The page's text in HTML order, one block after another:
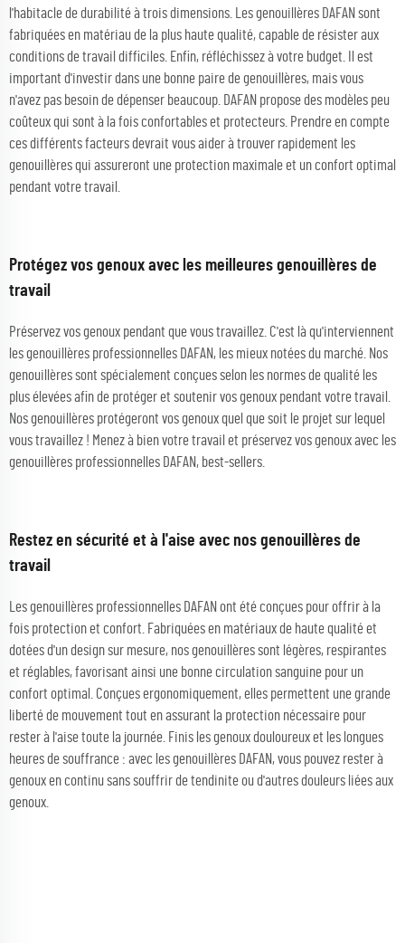
l'habitacle de durabilité à trois dimensions. Les genouillères DAFAN sont
fabriquées en matériau de la plus haute qualité, capable de résister aux
conditions de travail difficiles. Enfin, réfléchissez à votre budget. Il est
important d'investir dans une bonne paire de genouillères, mais vous
n'avez pas besoin de dépenser beaucoup. DAFAN propose des modèles peu
coûteux qui sont à la fois confortables et protecteurs. Prendre en compte
ces différents facteurs devrait vous aider à trouver rapidement les
genouillères qui assureront une protection maximale et un confort optimal
pendant votre travail.
Protégez vos genoux avec les meilleures genouillères de
travail
Préservez vos genoux pendant que vous travaillez. C'est là qu'interviennent
les genouillères professionnelles DAFAN, les mieux notées du marché. Nos
genouillères sont spécialement conçues selon les normes de qualité les
plus élevées afin de protéger et soutenir vos genoux pendant votre travail.
Nos genouillères protégeront vos genoux quel que soit le projet sur lequel
vous travaillez ! Menez à bien votre travail et préservez vos genoux avec les
genouillères professionnelles DAFAN, best-sellers.
Restez en sécurité et à l'aise avec nos genouillères de
travail
Les genouillères professionnelles DAFAN ont été conçues pour offrir à la
fois protection et confort. Fabriquées en matériaux de haute qualité et
dotées d'un design sur mesure, nos genouillères sont légères, respirantes
et réglables, favorisant ainsi une bonne circulation sanguine pour un
confort optimal. Conçues ergonomiquement, elles permettent une grande
liberté de mouvement tout en assurant la protection nécessaire pour
rester à l'aise toute la journée. Finis les genoux douloureux et les longues
heures de souffrance : avec les genouillères DAFAN, vous pouvez rester à
genoux en continu sans souffrir de tendinite ou d'autres douleurs liées aux
genoux.